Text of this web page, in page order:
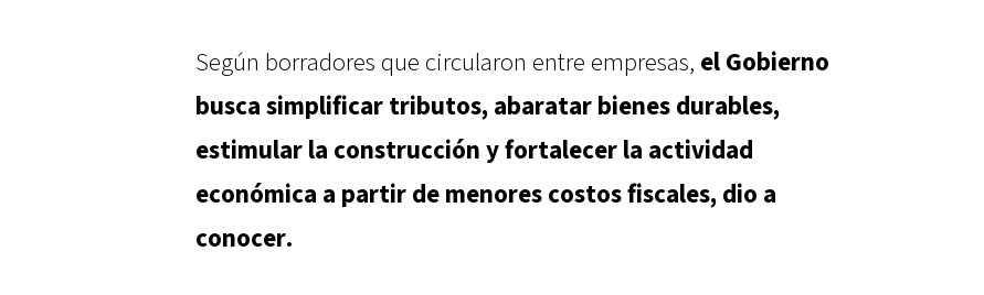
Según borradores que circularon entre empresas, el Gobierno
busca simplificar tributos, abaratar bienes durables,
estimular la construcción y fortalecer la actividad
económica a partir de menores costos fiscales, dio a
conocer.